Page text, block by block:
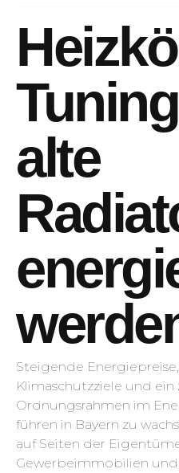
alte
Steigende
Klimaschutzziele und
Ordnungsrahmen im
führen in Bayern zu
auf Seiten der
Gewerbeimmobilien